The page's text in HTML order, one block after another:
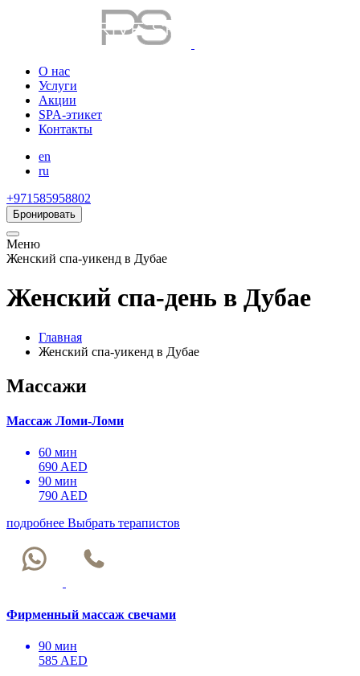
О нас
Услуги
Акции
SPA-этикет
Контакты
en
ru
+971585958802
Бронировать
Меню
Женский спа-уикенд в Дубае
Женский спа-день в Дубае
Главная
Женский спа-уикенд в Дубае
Массажи
Массаж Ломи-Ломи
60 мин
690 AED
90 мин
790 AED
подробнее Выбрать терапистов
Фирменный массаж свечами
90 мин
585 AED